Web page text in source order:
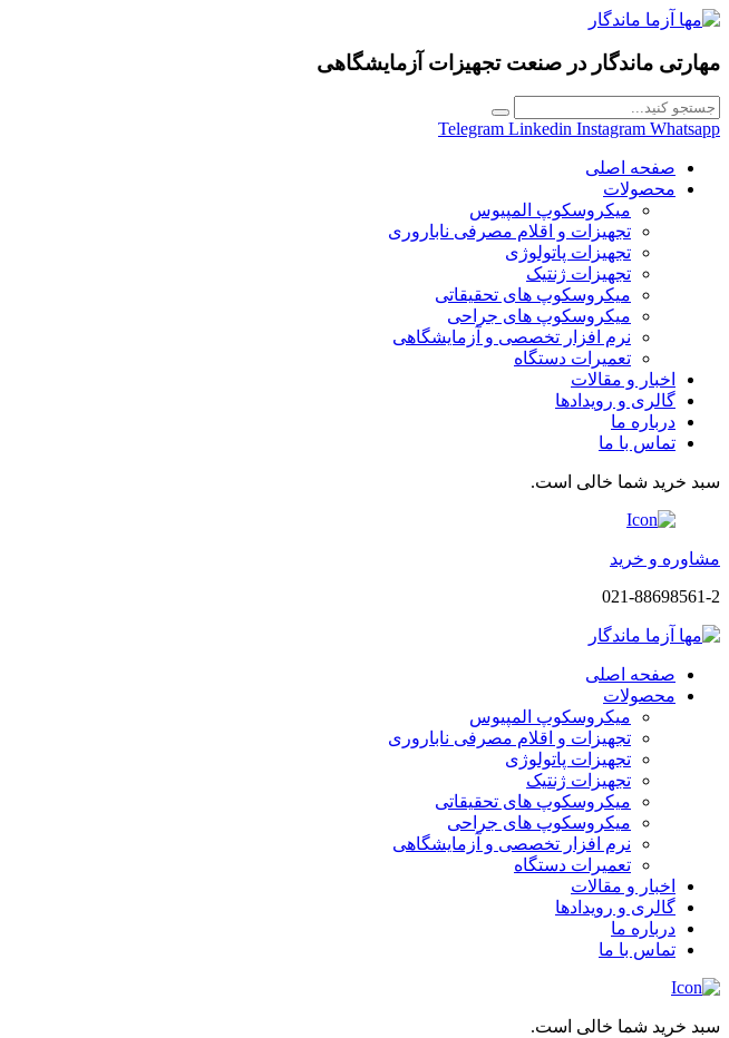
مهارتی ماندگار در صنعت تجهیزات آزمایشگاهی
Telegram Linkedin Instagram Whatsapp
صفحه اصلی
محصولات
میکروسکوپ المپیوس
تجهیزات و اقلام مصرفی ناباروری
تجهیزات پاتولوژی
تجهیزات ژنتیک
میکروسکوپ های تحقیقاتی
میکروسکوپ های جراحی
نرم افزار تخصصی و آزمایشگاهی
تعمیرات دستگاه
اخبار و مقالات
گالری و رویدادها
درباره ما
تماس با ما
سبد خرید شما خالی است.
مشاوره و خرید
021-88698561-2
صفحه اصلی
محصولات
میکروسکوپ المپیوس
تجهیزات و اقلام مصرفی ناباروری
تجهیزات پاتولوژی
تجهیزات ژنتیک
میکروسکوپ های تحقیقاتی
میکروسکوپ های جراحی
نرم افزار تخصصی و آزمایشگاهی
تعمیرات دستگاه
اخبار و مقالات
گالری و رویدادها
درباره ما
تماس با ما
سبد خرید شما خالی است.